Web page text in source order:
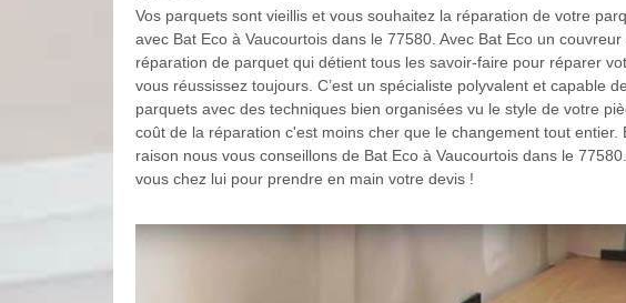
Vos parquets sont vieillis et vous souhaitez la réparation de votre
avec Bat Eco à Vaucourtois dans le 77580. Avec Bat Eco un couvreur
réparation de parquet qui détient tous les savoir-faire pour réparer
vous réussissez toujours. C’est un spécialiste polyvalent et capable
parquets avec des techniques bien organisées vu le style de votre
coût de la réparation c'est moins cher que le changement tout entier.
raison nous vous conseillons de Bat Eco à Vaucourtois dans le
vous chez lui pour prendre en main votre devis !